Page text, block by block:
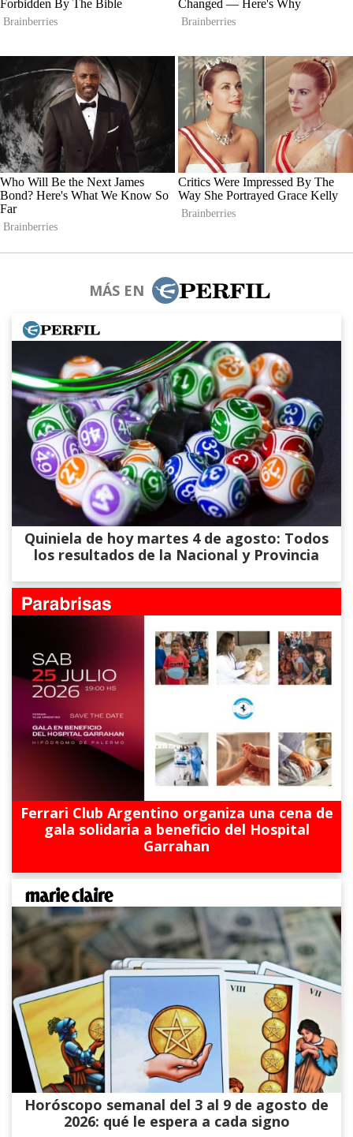
MÁS EN
Quiniela de hoy martes 4 de agosto: Todos
los resultados de la Nacional y Provincia
Ferrari Club Argentino organiza una cena de
gala solidaria a beneficio del Hospital
Garrahan
Horóscopo semanal del 3 al 9 de agosto de
2026: qué le espera a cada signo